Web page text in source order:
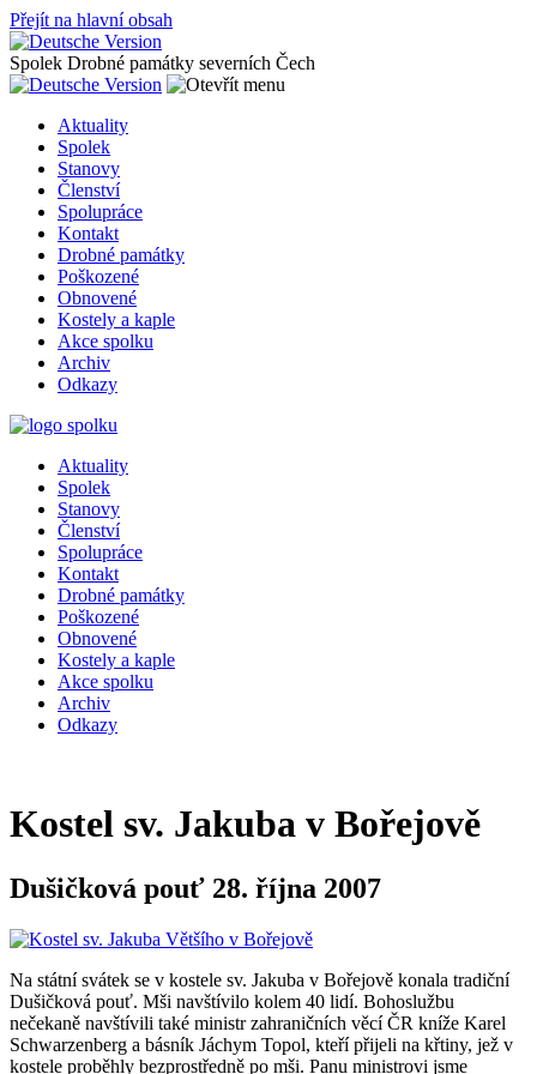
Přejít na hlavní obsah
Spolek Drobné památky severních Čech
Aktuality
Spolek
Stanovy
Členství
Spolupráce
Kontakt
Drobné památky
Poškozené
Obnovené
Kostely a kaple
Akce spolku
Archiv
Odkazy
Aktuality
Spolek
Stanovy
Členství
Spolupráce
Kontakt
Drobné památky
Poškozené
Obnovené
Kostely a kaple
Akce spolku
Archiv
Odkazy
Kostel sv. Jakuba v Bořejově
Dušičková pouť 28. října 2007
Na státní svátek se v kostele sv. Jakuba v Bořejově konala tradiční
Dušičková pouť. Mši navštívilo kolem 40 lidí. Bohoslužbu
nečekaně navštívili také ministr zahraničních věcí ČR kníže Karel
Schwarzenberg a básník Jáchym Topol, kteří přijeli na křtiny, jež v
kostele proběhly bezprostředně po mši. Panu ministrovi jsme